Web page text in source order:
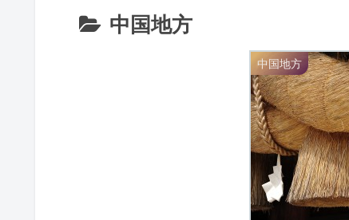
中国地方
中国地方